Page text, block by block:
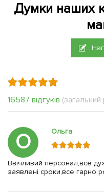
Думки наших
16587 відгуків (загальний
О Ольга
Ввічливий персонал,все
заявлені сроки,все гарно